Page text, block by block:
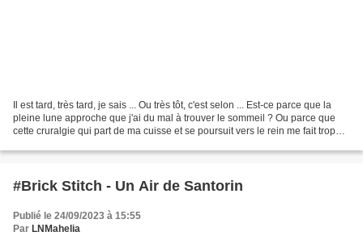
Il est tard, très tard, je sais ... Ou très tôt, c'est selon ... Est-ce parce que la
pleine lune approche que j'ai du mal à trouver le sommeil ? Ou parce que
cette cruralgie qui part de ma cuisse et se poursuit vers le rein me fait trop
#Brick Stitch - Un Air de Santorin
Publié le 24/09/2023 à 15:55
Par LNMahelia